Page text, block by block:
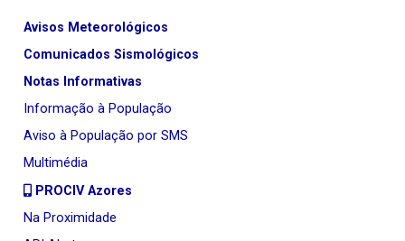
Avisos Meteorológicos
Comunicados Sismológicos
Notas Informativas
Informação à População
Aviso à População por SMS
Multimédia
PROCIV Azores
Na Proximidade